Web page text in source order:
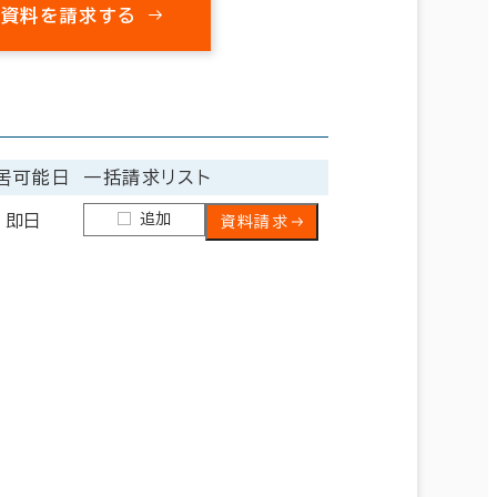
料を請求する
可能日 一括請求リスト
即日 追加 資料請求